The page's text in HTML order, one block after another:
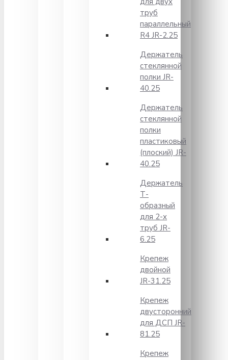
труб
параллельный
R4 JR-2.25
Держатель
стеклянной
полки JR-
40.25
Держатель
стеклянной
полки
пластиковый
(плоский) JR-
40.25
Держатель
Т-
образный
для 2-х
труб JR-
6.25
Крепеж
двойной
JR-31.25
Крепеж
двусторонний
для ДСП JR-
81.25
Крепеж